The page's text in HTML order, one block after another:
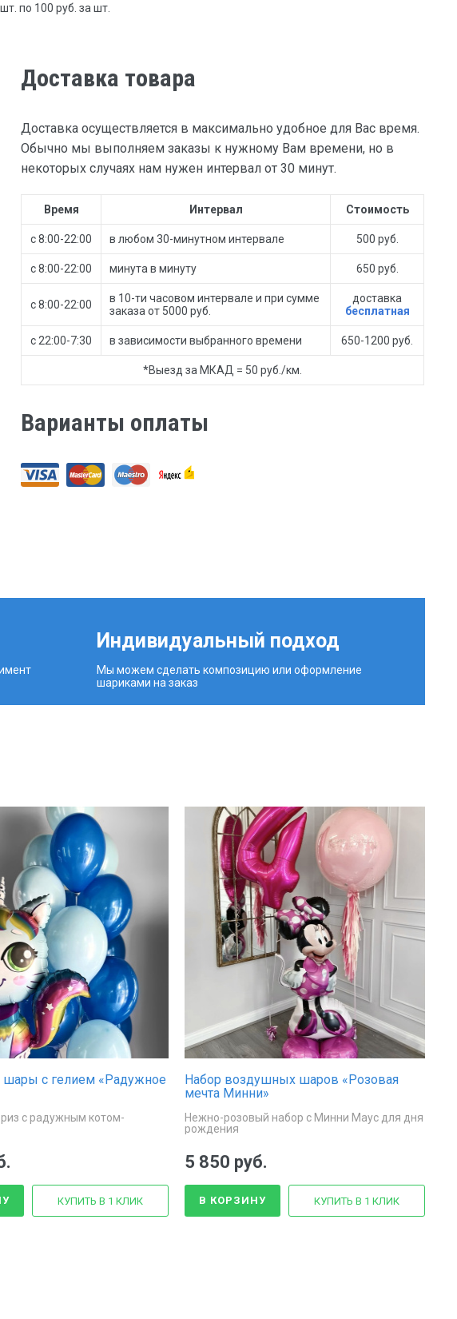
по 100 руб. за шт.
Доставка товара
Доставка осуществляется в максимально удобное для Вас время.
Обычно мы выполняем заказы к нужному Вам времени, но в
некоторых случаях нам нужен интервал от 30 минут.
Время Интервал Стоимость
с 8:00-22:00 в любом 30-минутном интервале 500 руб.
с 8:00-22:00 минута в минуту 650 руб.
с 8:00-22:00
в 10-ти часовом интервале и при сумме
заказа от 5000 руб.
доставка
бесплатная
с 22:00-7:30 в зависимости выбранного времени 650-1200 руб.
*Выезд за МКАД = 50 руб./км.
Варианты оплаты
Индивидуальный подход
Мы можем сделать композицию или оформление
шариками на заказ
с гелием «Радужное
с радужным котом-
КУПИТЬ В 1 КЛИК
Набор воздушных шаров «Розовая
мечта Минни»
Нежно-розовый набор с Минни Маус для дня
рождения
5 850 руб.
В КОРЗИНУ КУПИТЬ В 1 КЛИК